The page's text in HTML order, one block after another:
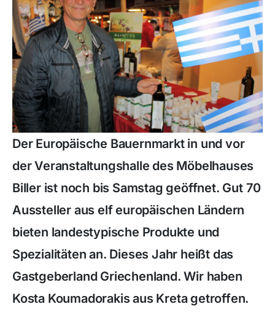
Der Europäische Bauernmarkt in und vor
der Veranstaltungshalle des Möbelhauses
Biller ist noch bis Samstag geöffnet. Gut 70
Aussteller aus elf europäischen Ländern
bieten landestypische Produkte und
Spezialitäten an. Dieses Jahr heißt das
Gastgeberland Griechenland. Wir haben
Kosta Koumadorakis aus Kreta getroffen.